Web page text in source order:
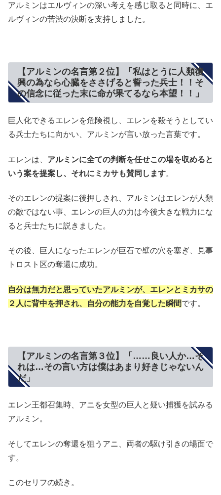
アルミンはエルヴィンの深い考えを感じ取ると同時に、エ
ルヴィンの苦渋の決断を支持しました。
【アルミンの名言第２位】「私はとうに人類復
興の為なら心臓をささげると誓った兵士！！そ
の信念に従った末に命が果てるなら本望！！」
巨人化できるエレンを危険視し、エレンを殺そうとしてい
る兵士たちに向かい、アルミンが言い放った言葉です。
エレンは、 アルミンに全ての判断を任せこの場を収めると
いう案を提案し、それにミカサも賛同します。
そのエレンの提案に後押しされ、アルミンはエレンが人類
の敵ではない事、エレンの巨人の力は今後大きな戦力にな
ると兵士たちに説きました。
その後、巨人になったエレンが巨石で壁の穴を塞ぎ、見事
トロスト区の奪還に成功。
自分は無力だと思っていたアルミンが、エレンとミカサの
２人に背中を押され、自分の能力を自覚した瞬間です。
【アルミンの名言第３位】「……良い人か…そ
れは…その言い方は僕はあまり好きじゃないん
だ」
エレン王都召集時、アニを女型の巨人と疑い捕獲を試みる
アルミン。
そしてエレンの奪還を狙うアニ、両者の駆け引きの場面で
す。
このセリフの続き。